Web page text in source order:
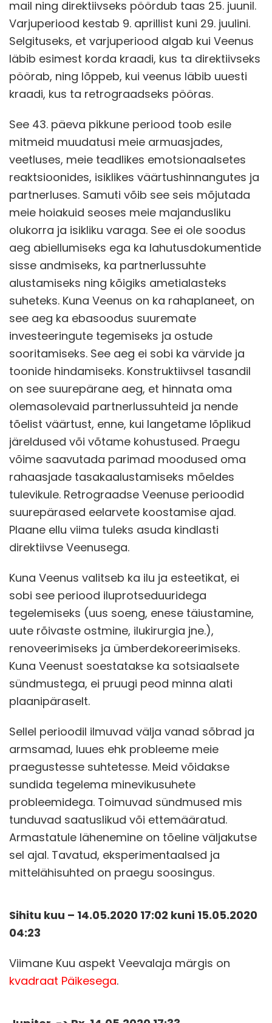
mail ning direktiivseks pöördub taas 25. juunil.
Varjuperiood kestab 9. aprillist kuni 29. juulini.
Selgituseks, et varjuperiood algab kui Veenus
läbib esimest korda kraadi, kus ta direktiivseks
pöörab, ning lõppeb, kui veenus läbib uuesti
kraadi, kus ta retrograadseks pööras.
See 43. päeva pikkune periood toob esile
mitmeid muudatusi meie armuasjades,
veetluses, meie teadlikes emotsionaalsetes
reaktsioonides, isiklikes väärtushinnangutes ja
partnerluses. Samuti võib see seis mõjutada
meie hoiakuid seoses meie majandusliku
olukorra ja isikliku varaga. See ei ole soodus
aeg abiellumiseks ega ka lahutusdokumentide
sisse andmiseks, ka partnerlussuhte
alustamiseks ning kõigiks ametialasteks
suheteks. Kuna Veenus on ka rahaplaneet, on
see aeg ka ebasoodus suuremate
investeeringute tegemiseks ja ostude
sooritamiseks. See aeg ei sobi ka värvide ja
toonide hindamiseks. Konstruktiivsel tasandil
on see suurepärane aeg, et hinnata oma
olemasolevaid partnerlussuhteid ja nende
tõelist väärtust, enne, kui langetame lõplikud
järeldused või võtame kohustused. Praegu
võime saavutada parimad moodused oma
rahaasjade tasakaalustamiseks mõeldes
tulevikule. Retrograadse Veenuse perioodid
suurepärased eelarvete koostamise ajad.
Plaane ellu viima tuleks asuda kindlasti
direktiivse Veenusega.
Kuna Veenus valitseb ka ilu ja esteetikat, ei
sobi see periood iluprotseduuridega
tegelemiseks (uus soeng, enese täiustamine,
uute rõivaste ostmine, ilukirurgia jne.),
renoveerimiseks ja ümberdekoreerimiseks.
Kuna Veenust soestatakse ka sotsiaalsete
sündmustega, ei pruugi peod minna alati
plaanipäraselt.
Sellel perioodil ilmuvad välja vanad sõbrad ja
armsamad, luues ehk probleeme meie
praegustesse suhtetesse. Meid võidakse
sundida tegelema minevikusuhete
probleemidega. Toimuvad sündmused mis
tunduvad saatuslikud või ettemääratud.
Armastatule lähenemine on tõeline väljakutse
sel ajal. Tavatud, eksperimentaalsed ja
mittelähisuhted on praegu soosingus.
Sihitu kuu – 14.05.2020 17:02 kuni 15.05.2020
04:23
Viimane Kuu aspekt Veevalaja märgis on
kvadraat Päikesega.